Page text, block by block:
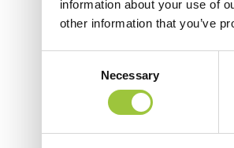
information about your use of
other information that you’ve
Necessary